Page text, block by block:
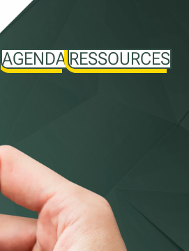
AGENDA RESSOURCES